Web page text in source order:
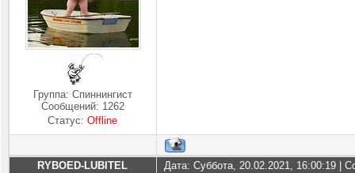
Группа: Спиннингист
Сообщений: 1262
Статус:Offline
RYBOED-LUBITEL Дата: Суббота, 20.02.2021, 16:00:19 |